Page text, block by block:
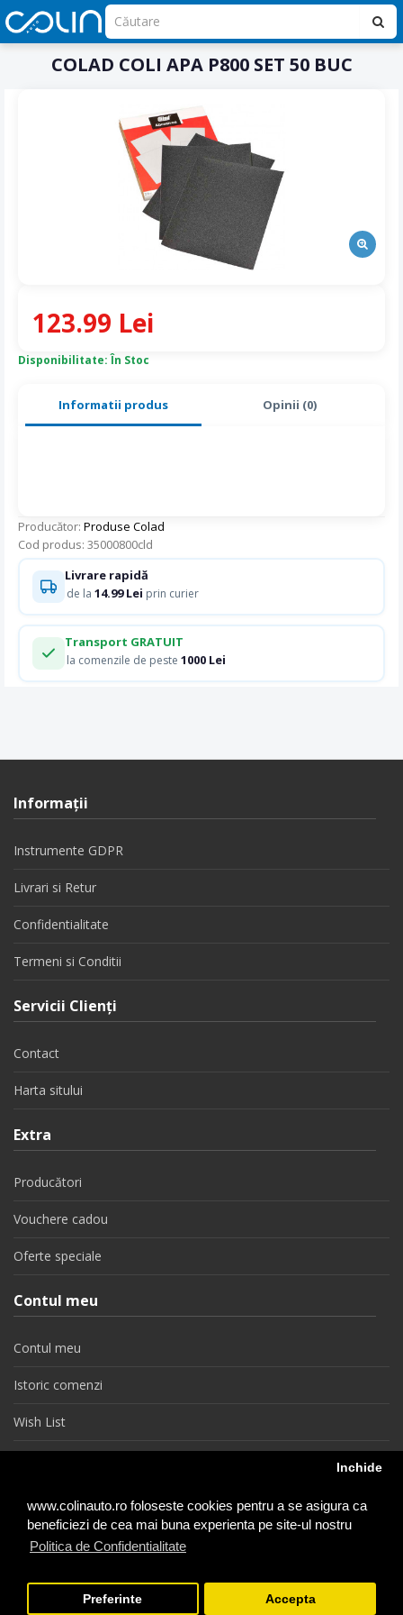
www.colinauto.ro foloseste cookies pentru a se asigura ca
beneficiezi de cea mai buna experienta pe site-ul nostru
Politica de Confidentialitate
Inchide
Preferinte Accepta
COLAD COLI APA P800 SET 50 BUC
Informatii produs Opinii (0)
Producător: Produse Colad
Cod produs: 35000800cld
Disponibilitate: În Stoc
123.99 Lei
Livrare rapidă
de la 14.99 Lei prin curier
Transport GRATUIT
la comenzile de peste 1000 Lei
Informaţii
Instrumente GDPR
Livrari si Retur
Confidentialitate
Termeni si Conditii
Servicii Clienţi
Contact
Harta sitului
Extra
Producători
Vouchere cadou
Oferte speciale
Contul meu
Contul meu
Istoric comenzi
Wish List